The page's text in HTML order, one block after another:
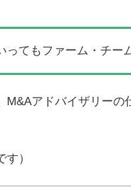
ってもファーム・チー
アドバイザリーの
）